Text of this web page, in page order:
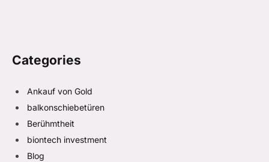
Categories
Ankauf von Gold
balkonschiebetüren
Berühmtheit
biontech investment
Blog